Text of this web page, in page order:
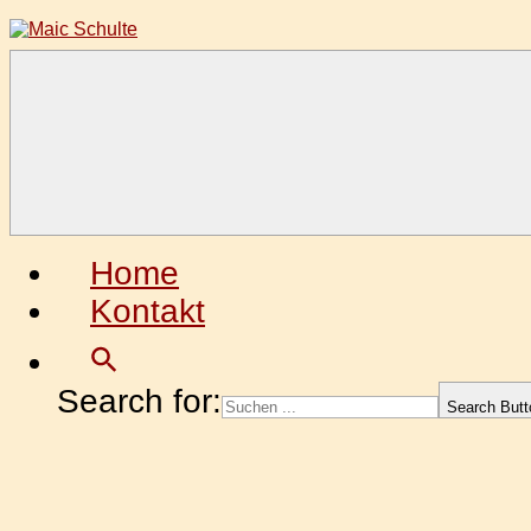
Zum
Inhalt
Home
Kontakt
Search for: Search